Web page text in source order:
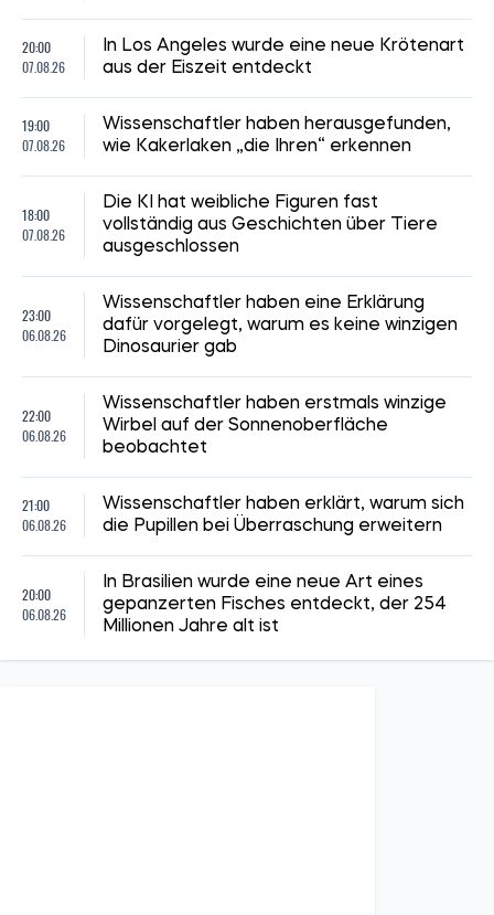
20:00
07.08.26
In Los Angeles wurde eine neue Krötenart
aus der Eiszeit entdeckt
19:00
07.08.26
Wissenschaftler haben herausgefunden,
wie Kakerlaken „die Ihren“ erkennen
18:00
07.08.26
Die KI hat weibliche Figuren fast
vollständig aus Geschichten über Tiere
ausgeschlossen
23:00
06.08.26
Wissenschaftler haben eine Erklärung
dafür vorgelegt, warum es keine winzigen
Dinosaurier gab
22:00
06.08.26
Wissenschaftler haben erstmals winzige
Wirbel auf der Sonnenoberfläche
beobachtet
21:00
06.08.26
Wissenschaftler haben erklärt, warum sich
die Pupillen bei Überraschung erweitern
20:00
06.08.26
In Brasilien wurde eine neue Art eines
gepanzerten Fisches entdeckt, der 254
Millionen Jahre alt ist